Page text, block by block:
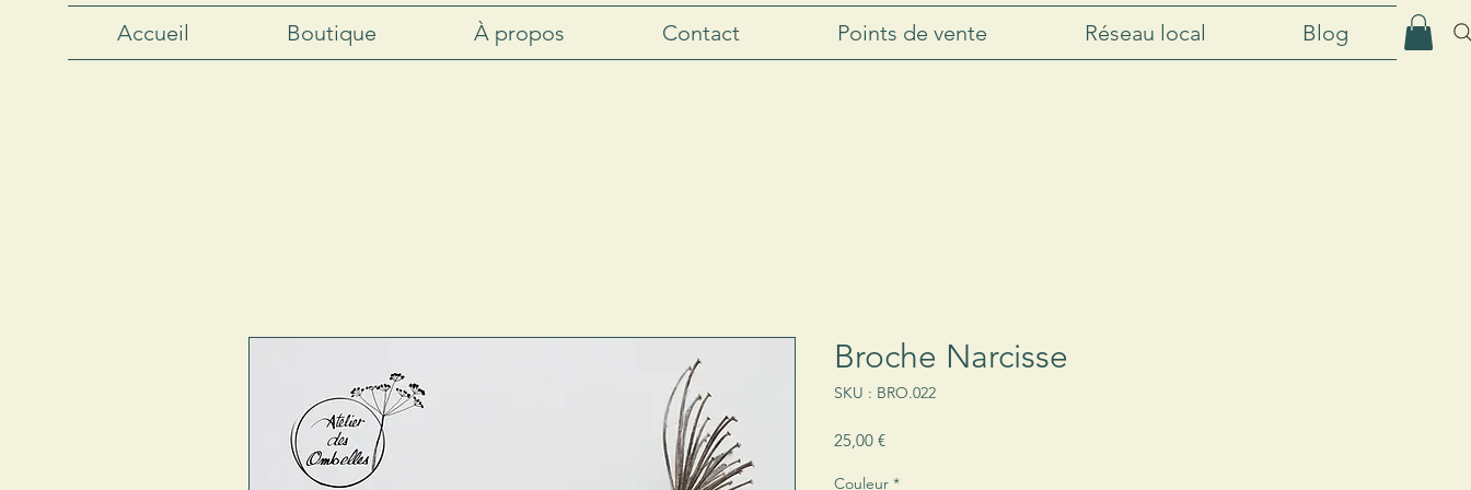
Accueil Boutique À propos Contact Points de vente Réseau local Blog
Broche Narcisse
SKU : BRO.022
25,00 €Prix
Couleur *